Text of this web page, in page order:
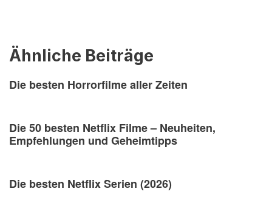
Ähnliche Beiträge
Die besten Horrorfilme aller Zeiten
Die 50 besten Netflix Filme – Neuheiten,
Empfehlungen und Geheimtipps
Die besten Netflix Serien (2026)